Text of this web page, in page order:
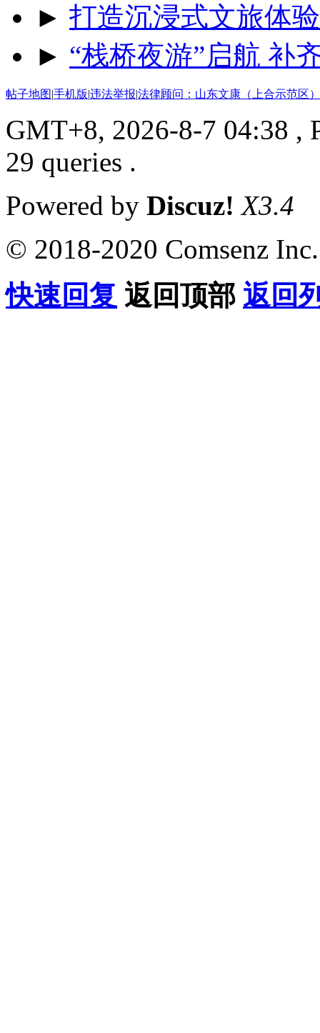
► 打造沉浸式文旅体
► “栈桥夜游”启航 补
帖子地图|手机版|违法举报|法律顾问：山东文康（上合示范区
GMT+8, 2026-8-7 04:38 ,
29 queries .
Powered by Discuz! X3.4
© 2018-2020 Comsenz Inc.
快速回复 返回顶部 返回